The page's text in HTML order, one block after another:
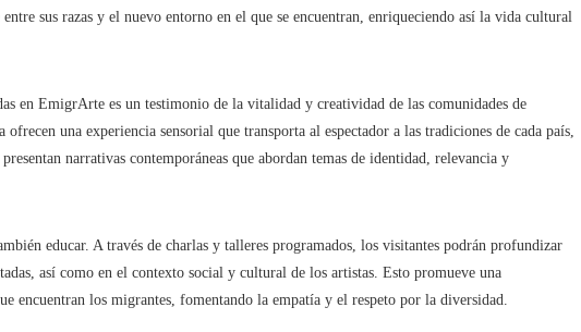
sus razas y el nuevo entorno en el que se encuentran, enriqueciendo así la vida cultural
en EmigrArte es un testimonio de la vitalidad y creatividad de las comunidades de
una experiencia sensorial que transporta al espectador a las tradiciones de cada país,
narrativas contemporáneas que abordan temas de identidad, relevancia y
educar. A través de charlas y talleres programados, los visitantes podrán profundizar
así como en el contexto social y cultural de los artistas. Esto promueve una
encuentran los migrantes, fomentando la empatía y el respeto por la diversidad.